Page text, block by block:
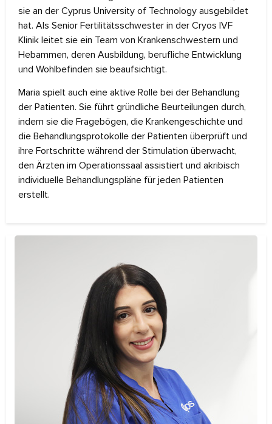
sie an der Cyprus University of Technology ausgebildet
hat. Als Senior Fertilitätsschwester in der Cryos IVF
Klinik leitet sie ein Team von Krankenschwestern und
Hebammen, deren Ausbildung, berufliche Entwicklung
und Wohlbefinden sie beaufsichtigt.
Maria spielt auch eine aktive Rolle bei der Behandlung
der Patienten. Sie führt gründliche Beurteilungen durch,
indem sie die Fragebögen, die Krankengeschichte und
die Behandlungsprotokolle der Patienten überprüft und
ihre Fortschritte während der Stimulation überwacht,
den Ärzten im Operationssaal assistiert und akribisch
individuelle Behandlungspläne für jeden Patienten
erstellt.